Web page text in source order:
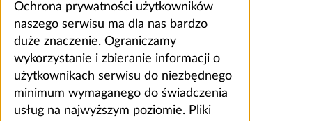
Ochrona prywatności użytkowników
naszego serwisu ma dla nas bardzo
duże znaczenie. Ograniczamy
wykorzystanie i zbieranie informacji o
użytkownikach serwisu do niezbędnego
minimum wymaganego do świadczenia
usług na najwyższym poziomie. Pliki